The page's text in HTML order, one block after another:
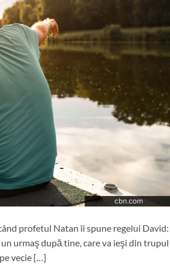
profetul Natan îi spune regelui David:
urmaş după tine, care va ieşi din trupul
vecie […]